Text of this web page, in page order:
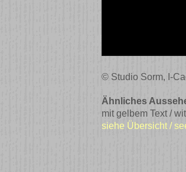
© Studio Sorm, I-
Ähnliches
mit gelbem Text /
siehe Übersicht /